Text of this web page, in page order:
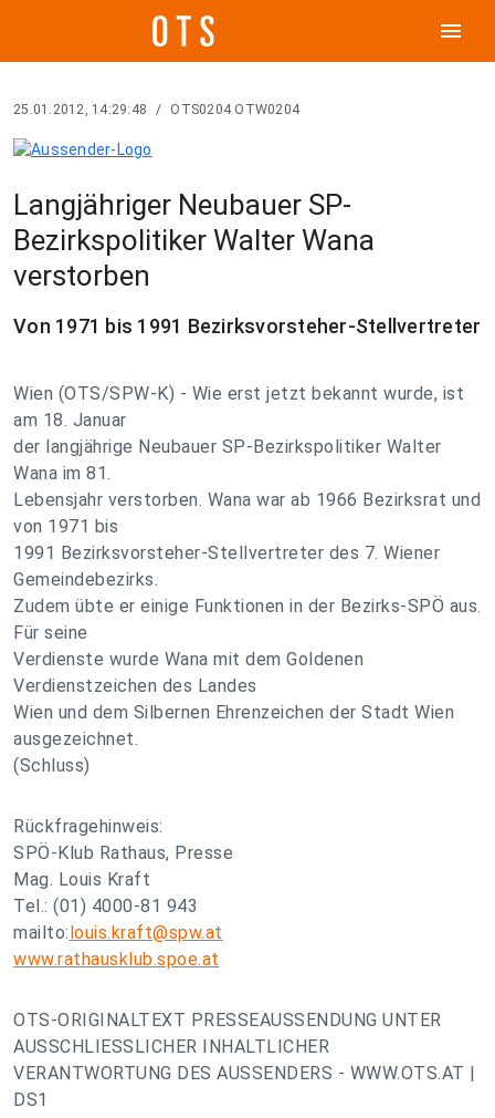
menu
25.01.2012, 14:29:48 / OTS0204 OTW0204
Langjähriger Neubauer SP-
Bezirkspolitiker Walter Wana
verstorben
Von 1971 bis 1991 Bezirksvorsteher-Stellvertreter
Wien (OTS/SPW-K) - Wie erst jetzt bekannt wurde, ist
am 18. Januar
der langjährige Neubauer SP-Bezirkspolitiker Walter
Wana im 81.
Lebensjahr verstorben. Wana war ab 1966 Bezirksrat und
von 1971 bis
1991 Bezirksvorsteher-Stellvertreter des 7. Wiener
Gemeindebezirks.
Zudem übte er einige Funktionen in der Bezirks-SPÖ aus.
Für seine
Verdienste wurde Wana mit dem Goldenen
Verdienstzeichen des Landes
Wien und dem Silbernen Ehrenzeichen der Stadt Wien
ausgezeichnet.
(Schluss)
Rückfragehinweis:
SPÖ-Klub Rathaus, Presse
Mag. Louis Kraft
Tel.: (01) 4000-81 943
mailto:louis.kraft@spw.at
www.rathausklub.spoe.at
OTS-ORIGINALTEXT PRESSEAUSSENDUNG UNTER
AUSSCHLIESSLICHER INHALTLICHER
VERANTWORTUNG DES AUSSENDERS - WWW.OTS.AT |
DS1